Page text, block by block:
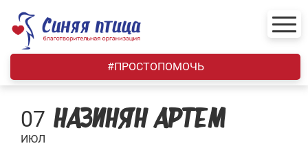
content
#ПРОСТОПОМОЧЬ
07
ИЮЛ
НАЗИНЯН АРТЕМ